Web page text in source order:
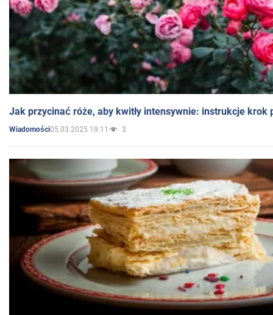
Jak przycinać róże, aby kwitły intensywnie: instrukcje krok
Wiadomości05.03.2025 19:11 3